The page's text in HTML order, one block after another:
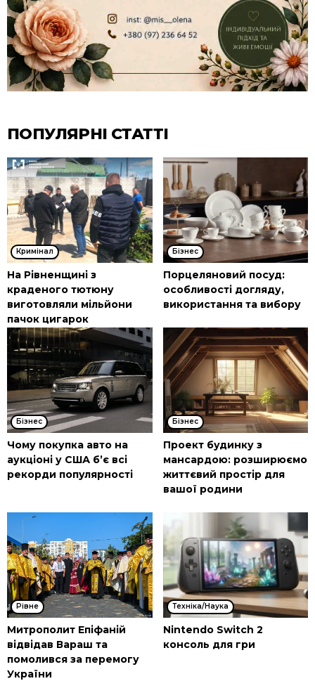
ПОПУЛЯРНІ СТАТТІ
Кримінал
На Рівненщині з
краденого тютюну
виготовляли мільйони
пачок цигарок
Бізнес
Порцеляновий посуд:
особливості догляду,
використання та вибору
Бізнес
Чому покупка авто на
аукціоні у США б’є всі
рекорди популярності
Бізнес
Проект будинку з
мансардою: розширюємо
життєвий простір для
вашої родини
Рівне
Митрополит Епіфаній
відвідав Вараш та
помолився за перемогу
України
Техніка/Наука
Nintendo Switch 2
консоль для гри